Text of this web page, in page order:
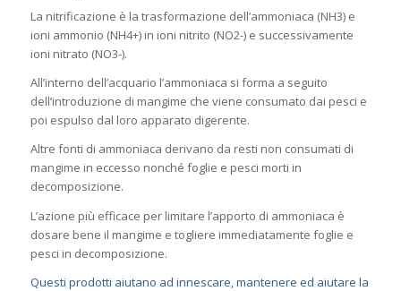
La nitrificazione è la trasformazione dell’ammoniaca (NH3) e
ioni ammonio (NH4+) in ioni nitrito (NO2-) e successivamente
ioni nitrato (NO3-).
All’interno dell’acquario l’ammoniaca si forma a seguito
dell’introduzione di mangime che viene consumato dai pesci e
poi espulso dal loro apparato digerente.
Altre fonti di ammoniaca derivano da resti non consumati di
mangime in eccesso nonché foglie e pesci morti in
decomposizione.
L’azione più efficace per limitare l’apporto di ammoniaca è
dosare bene il mangime e togliere immediatamente foglie e
pesci in decomposizione.
Questi prodotti aiutano ad innescare, mantenere ed aiutare la